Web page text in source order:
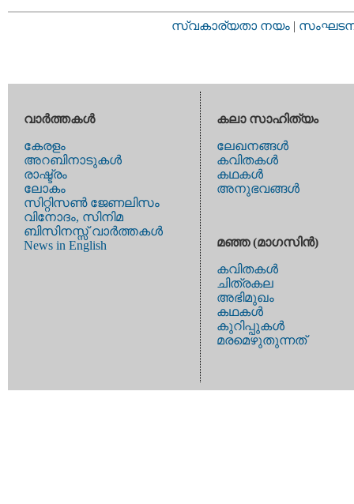
സ്വകാര്യതാ നയം |
വാര്‍ത്തകള്‍
കേരളം
അറബിനാടുകള്‍
രാഷ്ട്രം
ലോകം
സിറ്റിസണ്‍ ജേണലിസം
വിനോദം, സിനിമ
ബിസിനസ്സ് വാര്‍ത്തകള്‍
News in English
കലാ സാഹിത്യം
ലേഖനങ്ങള്‍
കവിതകള്‍
കഥകള്‍
അനുഭവങ്ങള്‍
മഞ്ഞ (മാഗസിന്‍)
കവിതകള്‍
ചിത്രകല
അഭിമുഖം
കഥകള്‍
കുറിപ്പുകള്‍
മരമെഴുതുന്നത്